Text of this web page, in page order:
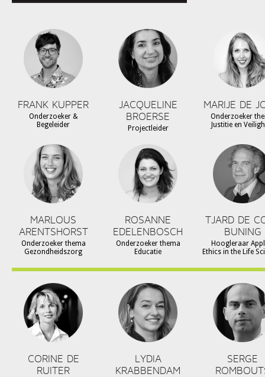
FRANK KUPPER
Onderzoeker &
Begeleider
JACQUELINE
BROERSE
Projectleider
MARIJE DE
Onderzoeker
Justitie en
MARLOUS
ARENTSHORST
Onderzoeker thema
Gezondheidszorg
ROSANNE
EDELENBOSCH
Onderzoeker thema
Educatie
TJARD DE
BUNING
Hoogleraar
Ethics in the Life
CORINE DE
RUITER
LYDIA
KRABBENDAM
SERGE